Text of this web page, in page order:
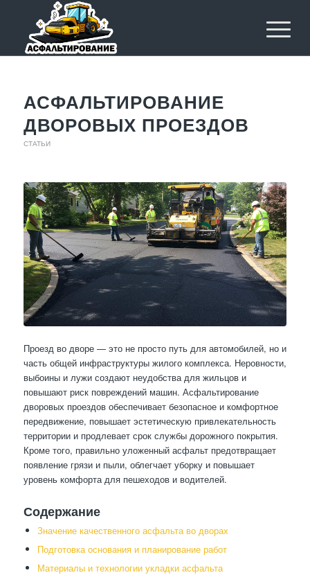
АСФАЛЬТИРОВАНИЕ
ДВОРОВЫХ ПРОЕЗДОВ
СТАТЬИ
Проезд во дворе — это не просто путь для автомобилей, но и
часть общей инфраструктуры жилого комплекса. Неровности,
выбоины и лужи создают неудобства для жильцов и
повышают риск повреждений машин. Асфальтирование
дворовых проездов обеспечивает безопасное и комфортное
передвижение, повышает эстетическую привлекательность
территории и продлевает срок службы дорожного покрытия.
Кроме того, правильно уложенный асфальт предотвращает
появление грязи и пыли, облегчает уборку и повышает
уровень комфорта для пешеходов и водителей.
Содержание
Значение качественного асфальта во дворах
Подготовка основания и планирование работ
Материалы и технологии укладки асфальта